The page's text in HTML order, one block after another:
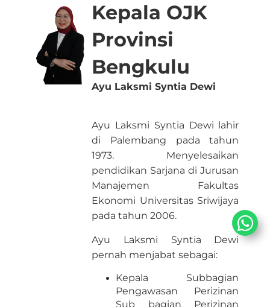
​Kepala OJK
Provinsi
Bengkulu
Ayu Laksmi Syntia Dewi
Ayu Laksmi Syntia Dewi lahir
di Palembang pada tahun
1973. Menyelesaikan
pendidikan Sarjana di Jurusan
Ma​najemen Fakultas
Ekonomi Universitas Sriwijaya
pada tahun 2006.
Ayu Laksmi Syntia Dewi​
pernah menjabat sebagai:
​Kepala Subbagian
Pengawasan Perizinan
Sub bagian Perizinan